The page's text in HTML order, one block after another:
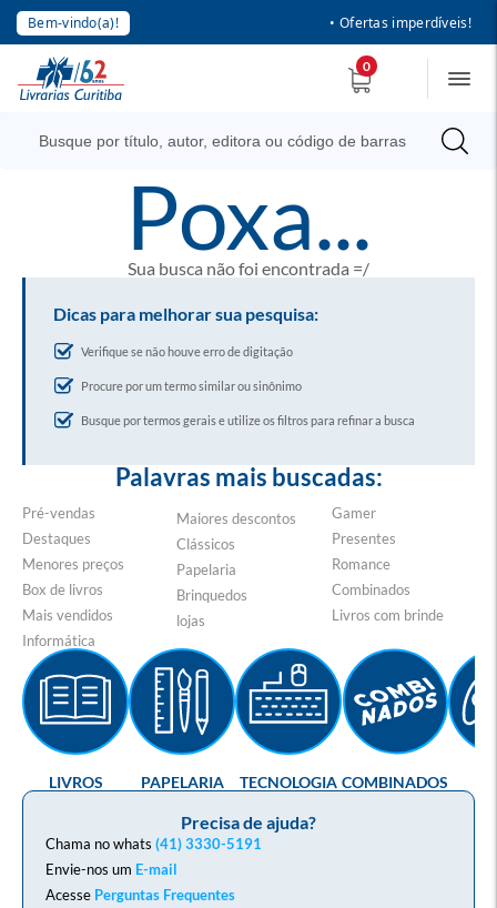
Bem-vindo(a)! • Ofertas imperdíveis!
0
poxa...
Sua busca não foi encontrada =/
Dicas para melhorar sua pesquisa:
Verifique se não houve erro de digitação
Procure por um termo similar ou sinônimo
Busque por termos gerais e utilize os filtros para refinar a busca
Palavras mais buscadas:
Pré-vendas
Destaques
Menores preços
Box de livros
Mais vendidos
Informática
Maiores descontos
Clássicos
Papelaria
Brinquedos
lojas
Gamer
Presentes
Romance
Combinados
Livros com brinde
Precisa de ajuda?
Chama no whats (41) 3330-5191
Envie-nos um E-mail
Acesse Perguntas Frequentes
LIVROS PAPELARIA TECNOLOGIA COMBINADOS